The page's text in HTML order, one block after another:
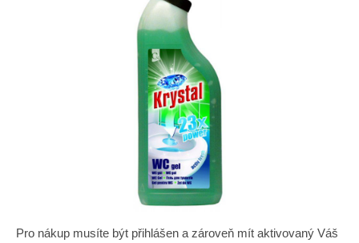
Pro nákup musíte být přihlášen a zároveň mít aktivovaný Váš